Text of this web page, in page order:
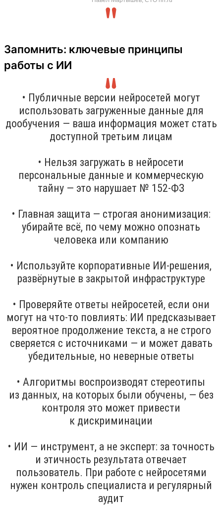
Запомнить: ключевые принципы
работы с ИИ
• Публичные версии нейросетей могут
использовать загруженные данные для
дообучения — ваша информация может стать
доступной третьим лицам
• Нельзя загружать в нейросети
персональные данные и коммерческую
тайну — это нарушает № 152-ФЗ
• Главная защита — строгая анонимизация:
убирайте всё, по чему можно опознать
человека или компанию
• Используйте корпоративные ИИ-решения,
развёрнутые в закрытой инфраструктуре
• Проверяйте ответы нейросетей, если они
могут на что-то повлиять: ИИ предсказывает
вероятное продолжение текста, а не строго
сверяется с источниками — и может давать
убедительные, но неверные ответы
• Алгоритмы воспроизводят стереотипы
из данных, на которых были обучены, — без
контроля это может привести
к дискриминации
• ИИ — инструмент, а не эксперт: за точность
и этичность результата отвечает
пользователь. При работе с нейросетями
нужен контроль специалиста и регулярный
аудит